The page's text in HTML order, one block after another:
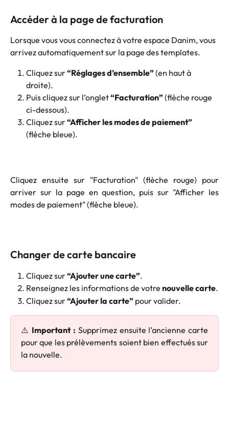
Accéder à la page de facturation
Lorsque vous vous connectez à votre espace Danim, vous
arrivez automatiquement sur la page des templates.
Cliquez sur “Réglages d’ensemble” (en haut à
droite).
Puis cliquez sur l’onglet “Facturation” (flèche rouge
ci-dessous).
Cliquez sur “Afficher les modes de paiement”
(flèche bleue).
Cliquez ensuite sur "Facturation" (flèche rouge) pour
arriver sur la page en question, puis sur "Afficher les
modes de paiement" (flèche bleue).
Changer de carte bancaire
Cliquez sur “Ajouter une carte”.
Renseignez les informations de votre nouvelle carte.
Cliquez sur “Ajouter la carte” pour valider.
⚠️ Important : Supprimez ensuite l’ancienne carte
pour que les prélèvements soient bien effectués sur
la nouvelle.